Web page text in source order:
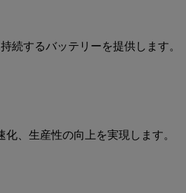
続するバッテリーを提供します。
、生産性の向上を実現します。